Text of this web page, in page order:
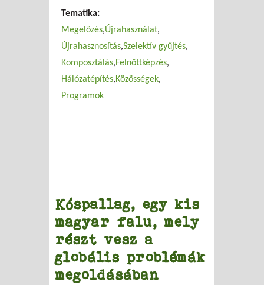
Tematika:
Megelőzés Újrahasználat
Újrahasznosítás Szelektív gyűjtés
Komposztálás Felnőttképzés
Hálózatépítés Közösségek
Programok
Kóspallag, egy kis
magyar falu, mely
részt vesz a
globális problémák
megoldásában